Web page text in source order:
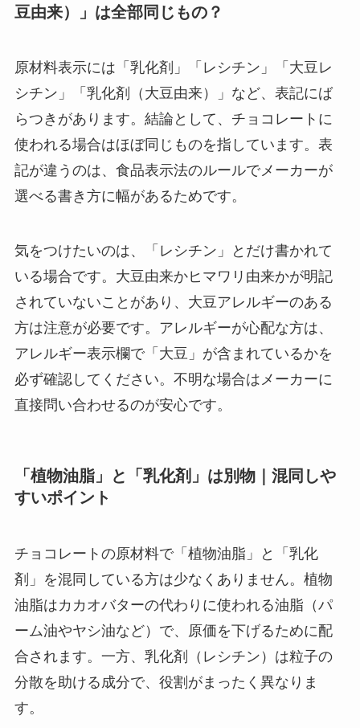
豆由来）」は全部同じもの？
原材料表示には「乳化剤」「レシチン」「大豆レ
シチン」「乳化剤（大豆由来）」など、表記にば
らつきがあります。結論として、チョコレートに
使われる場合はほぼ同じものを指しています。表
記が違うのは、食品表示法のルールでメーカーが
選べる書き方に幅があるためです。
気をつけたいのは、「レシチン」とだけ書かれて
いる場合です。大豆由来かヒマワリ由来かが明記
されていないことがあり、大豆アレルギーのある
方は注意が必要です。アレルギーが心配な方は、
アレルギー表示欄で「大豆」が含まれているかを
必ず確認してください。不明な場合はメーカーに
直接問い合わせるのが安心です。
「植物油脂」と「乳化剤」は別物｜混同しや
すいポイント
チョコレートの原材料で「植物油脂」と「乳化
剤」を混同している方は少なくありません。植物
油脂はカカオバターの代わりに使われる油脂（パ
ーム油やヤシ油など）で、原価を下げるために配
合されます。一方、乳化剤（レシチン）は粒子の
分散を助ける成分で、役割がまったく異なりま
す。